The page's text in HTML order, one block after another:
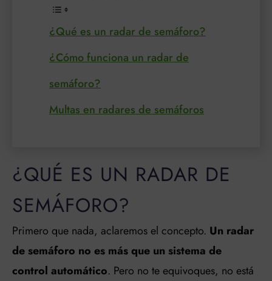
¿Qué es un radar de semáforo?
¿Cómo funciona un radar de
semáforo?
Multas en radares de semáforos
¿QUÉ ES UN RADAR DE
SEMÁFORO?
Primero que nada, aclaremos el concepto. Un radar
de semáforo no es más que un sistema de
control automático. Pero no te equivoques, no está